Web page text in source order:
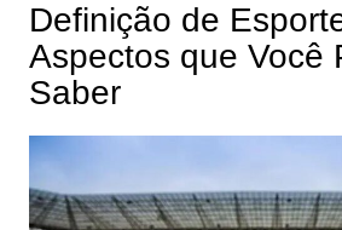
Definição de
Aspectos que Você
Saber